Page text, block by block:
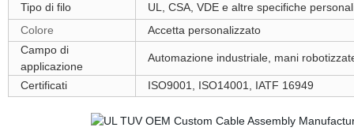
Tipo di filo
UL, CSA, VDE e altre specifiche
Colore
Accetta personalizzato
Campo di
applicazione
Automazione industriale, mani
Certificati ISO9001, ISO14001, IATF 16949